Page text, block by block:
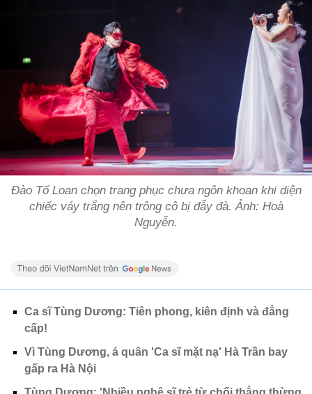
Đào Tố Loan chọn trang phục chưa ngôn khoan khi diện
chiếc váy trắng nên trông cô bị đẫy đà. Ảnh: Hoà
Nguyễn.
Ca sĩ Tùng Dương: Tiên phong, kiên định và đẳng
cấp!
Vì Tùng Dương, á quân 'Ca sĩ mặt nạ' Hà Trần bay
gấp ra Hà Nội